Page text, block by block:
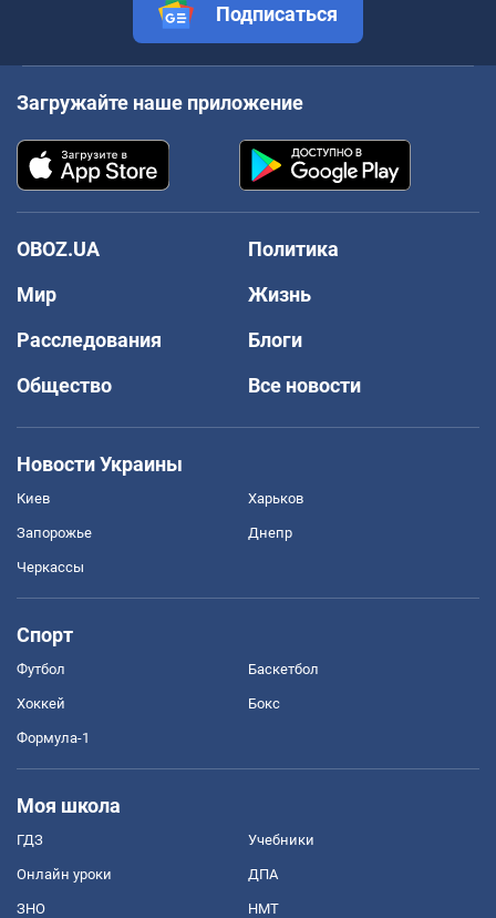
Подписаться
Загружайте наше приложение
OBOZ.UA
Политика
Мир
Жизнь
Расследования
Блоги
Общество
Все новости
Новости Украины
Киев Харьков
Запорожье Днепр
Черкассы
Спорт
Футбол Баскетбол
Хоккей Бокс
Формула-1
Моя школа
ГДЗ Учебники
Онлайн уроки ДПА
ЗНО НМТ